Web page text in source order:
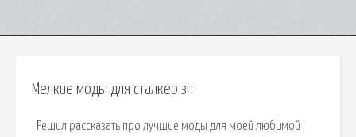
Мелкие моды для сталкер зп
· Решил рассказать про лучшие моды для моей любимой